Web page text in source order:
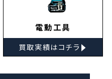
電動工具
買取実績はコチラ ▸